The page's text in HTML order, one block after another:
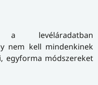
a levéláradatban
nem kell mindenkinek
egyforma módszereket